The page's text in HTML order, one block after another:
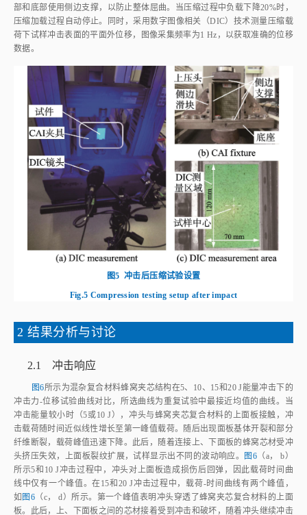
部和底部使用侧边支撑，以防止整体屈曲。当压缩过程中负载下降20%时，
压缩加载过程自动停止。同时，采用数字图像相关（DIC）技术测量压缩载
荷下试样冲击表面的平面外位移，图像采集频率为1 Hz，以获取准确的位移
数据。
图5 冲击后压缩试验设置
Fig.5 Compression testing setup after impact
2 结果分析与讨论
2.1 冲击响应
图6所示为混杂复合材料蜂窝夹芯结构在5、10、15和20 J能量冲击下的
冲击力‑位移试验曲线对比，所选曲线为重复试验中最接近均值的曲线。当
冲击能量较小时（5或10 J），冲头与蜂窝夹芯复合材料的上面板接触，冲
击载荷随时间近似线性增长至第一峰值载荷。随后出现面板基体开裂和部分
纤维断裂，载荷峰值迅速下降。此后，随着连接上、下面板的蜂窝芯材受冲
头挤压失效，上面板裂纹扩展，试样显示出不同的波动响应。 图6 （a， b）
所示5和10 J冲击过程中，冲头对上面板造成损伤后回弹，因此载荷时间曲
线中仅有一个峰值。在15和20 J冲击过程中，载荷‑时间曲线有两个峰值，
如 图6 （c， d）所示。第一个峰值表明冲头穿透了蜂窝夹芯复合材料的上面
板。此后，上、下面板之间的芯材接着受到冲击和破坏，随着冲头继续冲击